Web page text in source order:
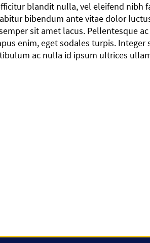
blandit nulla, vel eleifend nibh
bibendum ante vitae dolor
sit amet lacus. Pellentesque
enim, eget sodales turpis.
ac nulla id ipsum ultrices